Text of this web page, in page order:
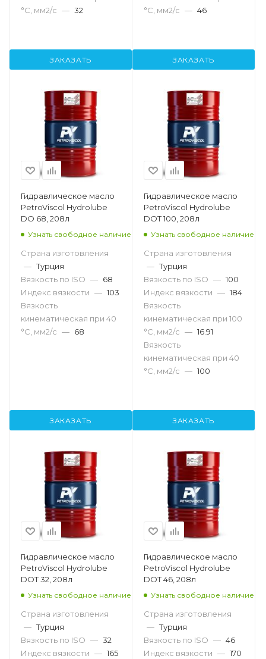
°С, мм2/с — 32
ЗАКАЗАТЬ
°С, мм2/с — 46
ЗАКАЗАТЬ
Гидравлическое масло
PetroViscol Hydrolube
DO 68, 208л
Узнать свободное наличие
Страна изготовления
— Турция
Вязкость по ISO — 68
Индекс вязкости — 103
Вязкость
кинематическая при 40
°С, мм2/с — 68
ЗАКАЗАТЬ
Гидравлическое масло
PetroViscol Hydrolube
DOT 100, 208л
Узнать свободное наличие
Страна изготовления
— Турция
Вязкость по ISO — 100
Индекс вязкости — 184
Вязкость
кинематическая при 100
°С, мм2/с — 16.91
Вязкость
кинематическая при 40
°С, мм2/с — 100
ЗАКАЗАТЬ
Гидравлическое масло
PetroViscol Hydrolube
DOT 32, 208л
Узнать свободное наличие
Страна изготовления
— Турция
Вязкость по ISO — 32
Индекс вязкости — 165
Гидравлическое масло
PetroViscol Hydrolube
DOT 46, 208л
Узнать свободное наличие
Страна изготовления
— Турция
Вязкость по ISO — 46
Индекс вязкости — 170